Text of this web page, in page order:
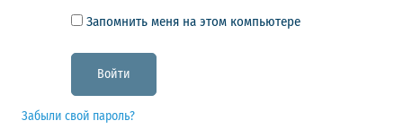
Запомнить меня на этом компьютере
Забыли свой пароль?